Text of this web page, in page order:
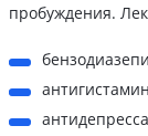
пробуждения.